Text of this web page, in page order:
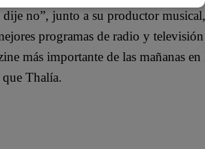
no”, junto a su productor musical,
programas de radio y
más importante de las mañanas
que Thalía.